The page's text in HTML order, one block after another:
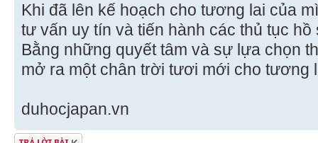
Khi đã lên kế hoạch cho tương lai của
tư vấn uy tín và tiến hành các thủ tục
Bằng những quyết tâm và sự lựa chọn
mở ra một chân trời tươi mới cho tương
duhocjapan.vn
Gửi bài trả lời